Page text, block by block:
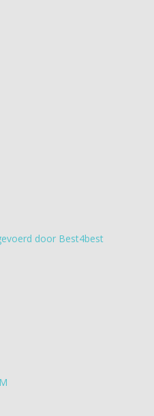
door Best4best